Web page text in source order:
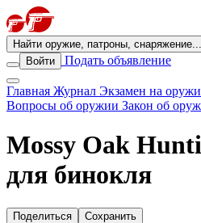
Найти оружие, патроны, снаряжение...
Войти
Подать объявление
Главная Журнал Экзамен на
Вопросы об оружии Закон об
Mossy Oak
для бинокля
Поделиться Сохранить